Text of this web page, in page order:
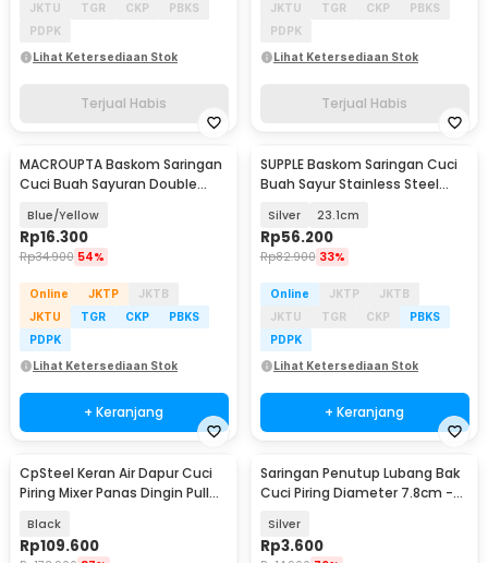
JKTU
TGR CKP
PBKS
PDPK
Lihat Ketersediaan Stok
Terjual Habis
JKTU
TGR CKP
PBKS
PDPK
Lihat Ketersediaan Stok
Terjual Habis
MACROUPTA Baskom Saringan
Cuci Buah Sayuran Double
Blue/Yellow
Rp16.300
Rp34.900 54%
Online JKTP
JKTB
JKTU
TGR CKP
PBKS
PDPK
Lihat Ketersediaan Stok
+ Keranjang
SUPPLE Baskom Saringan Cuci
Buah Sayur Stainless Steel
Silver 23.1cm
Rp56.200
Rp82.900 33%
Online JKTP
JKTB
JKTU
TGR CKP
PBKS
PDPK
Lihat Ketersediaan Stok
+ Keranjang
CpSteel Keran Air Dapur Cuci
Piring Mixer Panas Dingin Pull
Black
Rp109.600
Saringan Penutup Lubang Bak
Cuci Piring Diameter 7.8cm -
Silver
Rp3.600